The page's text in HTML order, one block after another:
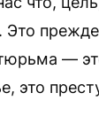
—
это